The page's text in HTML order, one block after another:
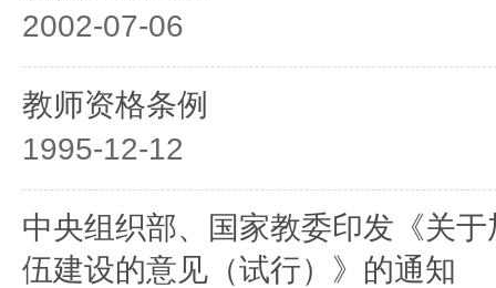
2002-07-06
教师资格条例
1995-12-12
中央组织部、国家教委印发《关
伍建设的意见（试行）》的通知